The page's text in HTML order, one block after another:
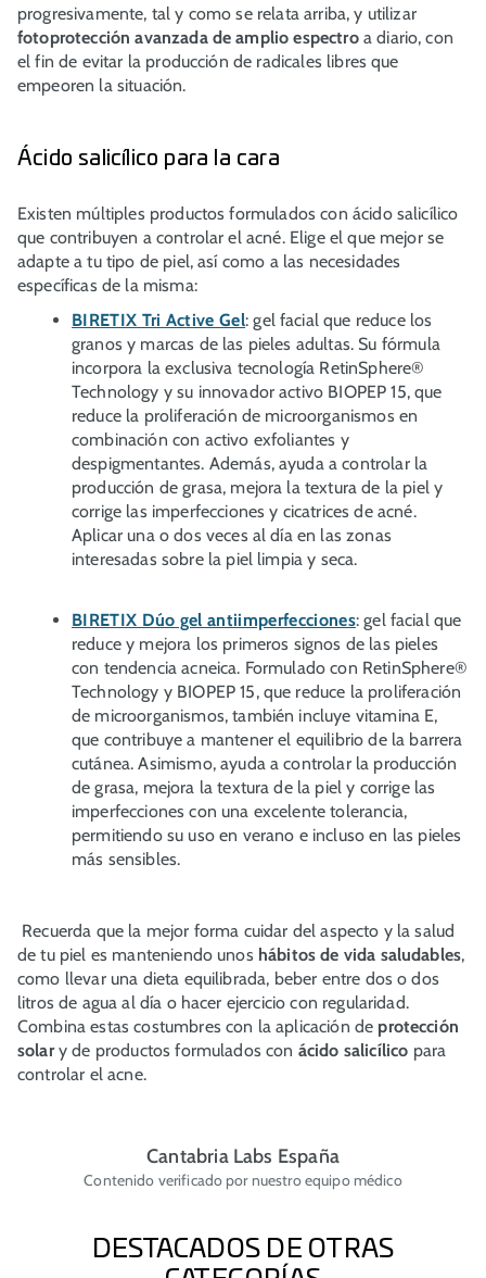
progresivamente, tal y como se relata arriba, y utilizar
fotoprotección avanzada de amplio espectroa diario, con
el fin de evitar la producción de radicales libres que
empeoren la situación.
Ácido salicílico para la cara
Existen múltiples productos formulados con ácido salicílico
que contribuyen a controlar el acné. Elige el que mejor se
adapte a tu tipo de piel, así como a las necesidades
específicas de la misma:
BIRETIX Tri Active Gel: gel facial que reduce los
granos y marcas de las pieles adultas. Su fórmula
incorpora la exclusiva tecnología RetinSphere®
Technology y su innovador activo BIOPEP 15, que
reduce la proliferación de microorganismos en
combinación con activo exfoliantes y
despigmentantes. Además, ayuda a controlar la
producción de grasa, mejora la textura de la piel y
corrige las imperfecciones y cicatrices de acné.
Aplicar una o dos veces al día en las zonas
interesadas sobre la piel limpia y seca.
BIRETIX Dúo gel antiimperfecciones: gel facial que
reduce y mejora los primeros signos de las pieles
con tendencia acneica. Formulado con RetinSphere®
Technology y BIOPEP 15, que reduce la proliferación
de microorganismos, también incluye vitamina E,
que contribuye a mantener el equilibrio de la barrera
cutánea. Asimismo, ayuda a controlar la producción
de grasa, mejora la textura de la piel y corrige las
imperfecciones con una excelente tolerancia,
permitiendo su uso en verano e incluso en las pieles
más sensibles.
Recuerda que la mejor forma cuidar del aspecto y la salud
de tu piel es manteniendo unos hábitos de vida saludables,
como llevar una dieta equilibrada, beber entre dos o dos
litros de agua al día o hacer ejercicio con regularidad.
Combina estas costumbres con la aplicación de protección
solary de productos formulados con ácido salicílico para
controlar el acne.
Cantabria Labs España
Contenido verificado por nuestro equipo médico
DESTACADOS DE OTRAS